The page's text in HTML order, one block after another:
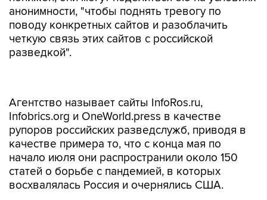
анонимности, "чтобы поднять тревогу по
поводу конкретных сайтов и разоблачить
четкую связь этих сайтов с российской
разведкой".
рупоров российских разведслужб, приводя в
качестве примера то, что с конца мая по
начало июля они распространили около 150
статей о борьбе с пандемией, в которых
восхвалялась Россия и очернялись США.
АР отмечает, что разоблачение деятельности